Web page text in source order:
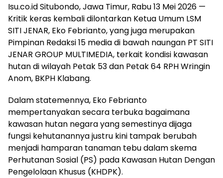
Isu.co.id Situbondo, Jawa Timur, Rabu 13 Mei 2026 —
Kritik keras kembali dilontarkan Ketua Umum LSM
SITI JENAR, Eko Febrianto, yang juga merupakan
Pimpinan Redaksi 15 media di bawah naungan PT SITI
JENAR GROUP MULTIMEDIA, terkait kondisi kawasan
hutan di wilayah Petak 53 dan Petak 64 RPH Wringin
Anom, BKPH Klabang.
Dalam statemennya, Eko Febrianto
mempertanyakan secara terbuka bagaimana
kawasan hutan negara yang semestinya dijaga
fungsi kehutanannya justru kini tampak berubah
menjadi hamparan tanaman tebu dalam skema
Perhutanan Sosial (PS) pada Kawasan Hutan Dengan
Pengelolaan Khusus (KHDPK).